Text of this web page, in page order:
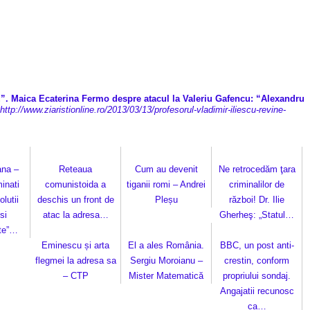
Maica Ecaterina Fermo despre atacul la Valeriu Gafencu: “Alexandru
http://www.ziaristionline.ro/2013/03/13/profesorul-vladimir-iliescu-revine-
–
Reteaua
comunistoida a
deschis un front de
atac la adresa…
Cum au devenit
tiganii romi – Andrei
Pleșu
Ne retrocedăm ţara
criminalilor de
război! Dr. Ilie
Gherheş: „Statul…
Eminescu și arta
flegmei la adresa sa
– CTP
El a ales România.
Sergiu Moroianu –
Mister Matematică
BBC, un post anti-
crestin, conform
propriului sondaj.
Angajatii recunosc
ca…